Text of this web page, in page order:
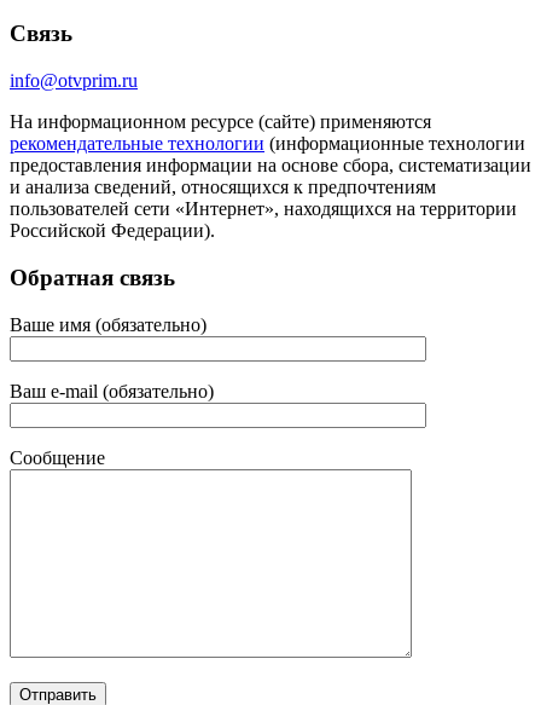
Связь
info@otvprim.ru
На информационном ресурсе (сайте) применяются
рекомендательные технологии (информационные технологии
предоставления информации на основе сбора, систематизации
и анализа сведений, относящихся к предпочтениям
пользователей сети «Интернет», находящихся на территории
Российской Федерации).
Обратная связь
Ваше имя (обязательно)
Ваш e-mail (обязательно)
Сообщение